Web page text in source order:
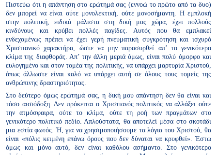
Πιστεύω ότι η απάντηση στο ερώτημά σας (εννοώ το πρώτο από τα δυο)
δεν μπορεί να είναι ούτε μονολεκτική, ούτε μονοσήμαντη. Η εμπλοκή
στην πολιτική, ειδικά μάλιστα στη δική μας χώρα, έχει πολλούς
κινδύνους και κρύβει πολλές παγίδες. Αυτός που θα εμπλακεί
ενδεχομένως πρέπει να έχει γερή πνευματική συγκρότηση και ισχυρό
Χριστιανικό χαρακτήρα, ώστε να μην παρασυρθεί απ’ το γενικότερο
κλίμα της διαφθοράς. Απ’ την άλλη μεριά όμως, είναι πολύ όμορφο και
ευλογημένο και στον τομέα της πολιτικής, να υπάρχει μαρτυρία Χριστού,
όπως άλλωστε είναι καλό να υπάρχει αυτή σε όλους τους τομείς της
ανθρώπινης δραστηριότητας.
Στο δεύτερο όμως ερώτημά σας, η δική μου απάντηση δεν θα είναι και
τόσο αισιόδοξη. Δεν πρόκειται ο Χριστιανός πολιτικός να αλλάξει ούτε
την ατμόσφαιρα, ούτε το κλίμα, ούτε τη ροή των πραγμάτων στο
γενικότερο πολιτικό πεδίο. Απλούστατα, θα αποτελεί μέσα στο σκοτάδι
μια εστία φωτός. Ή, για να χρησιμοποιήσουμε τα λόγια του Χριστού, θα
είναι «πόλις κειμένη επάνω όρους που δεν δύναται να κρυφθεί». Έστω
όμως και μόνο αυτό, δεν είναι καθόλου ασήμαντο. Στο γενικότερο